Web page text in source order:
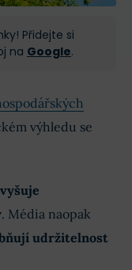
Přidejte si
na Google.
výhledu se
. Média naopak
udržitelnost